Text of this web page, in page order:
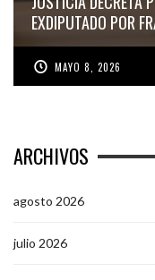
EXDIPUTADO POR
MAYO 8, 2026
ARCHIVOS
agosto 2026
julio 2026